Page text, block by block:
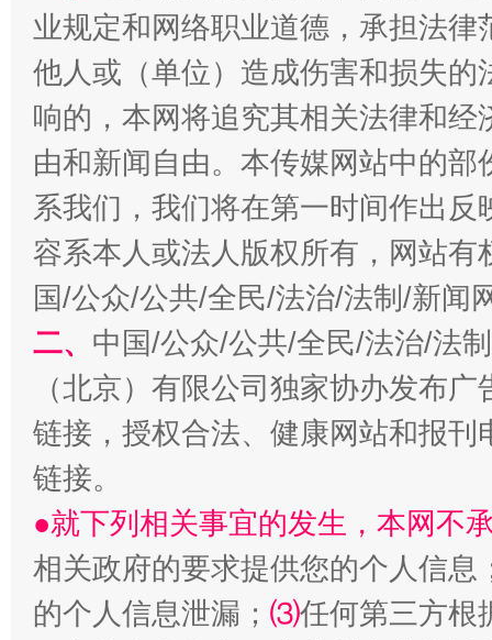
揭开“小金库”的免责幌子
业规定和网络职业道德，承担法
他人或（单位）造成伤害和损失
响的，本网将追究其相关法律和
由和新闻自由。本传媒网站中的
系我们，我们将在第一时间作出
容系本人或法人版权所有，网站
国/公众/公共/全民/法治/法制/新闻
二、 中国/公众/公共/全民/法治/法
（北京）有限公司独家协办发布
链接，授权合法、健康网站和报
链接。
●就下列相关事宜的发生，本网不
相关政府的要求提供您的个人信息
的个人信息泄漏； ⑶任何第三方根